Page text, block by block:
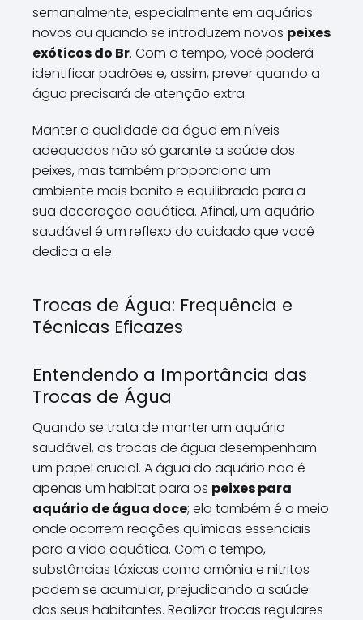
semanalmente, especialmente em aquários
novos ou quando se introduzem novos peixes
exóticos do Br. Com o tempo, você poderá
identificar padrões e, assim, prever quando a
água precisará de atenção extra.
Manter a qualidade da água em níveis
adequados não só garante a saúde dos
peixes, mas também proporciona um
ambiente mais bonito e equilibrado para a
sua decoração aquática. Afinal, um aquário
saudável é um reflexo do cuidado que você
dedica a ele.
Trocas de Água: Frequência e
Técnicas Eficazes
Entendendo a Importância das
Trocas de Água
Quando se trata de manter um aquário
saudável, as trocas de água desempenham
um papel crucial. A água do aquário não é
apenas um habitat para os peixes para
aquário de água doce; ela também é o meio
onde ocorrem reações químicas essenciais
para a vida aquática. Com o tempo,
substâncias tóxicas como amônia e nitritos
podem se acumular, prejudicando a saúde
dos seus habitantes. Realizar trocas regulares